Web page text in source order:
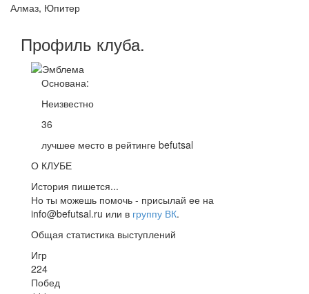
Алмаз, Юпитер
Профиль клуба.
Основана:
Неизвестно
36
лучшее место в рейтинге befutsal
О КЛУБЕ
История пишется...
Но ты можешь помочь - присылай ее на
info@befutsal.ru или в группу ВК.
Общая статистика выступлений
Игр
224
Побед